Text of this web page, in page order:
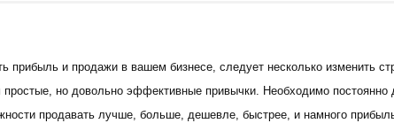
прибыль и продажи в вашем бизнесе, следует несколько изменить
но довольно эффективные привычки. Необходимо постоянно
продавать лучше, больше, дешевле, быстрее, и намного